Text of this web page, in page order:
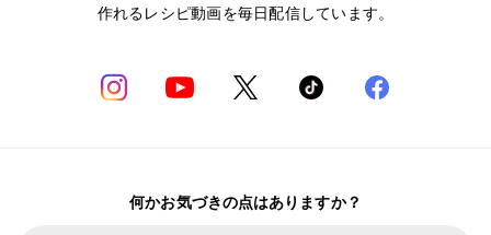
作れるレシピ動画を毎日配信しています。
何かお気づきの点はありますか？